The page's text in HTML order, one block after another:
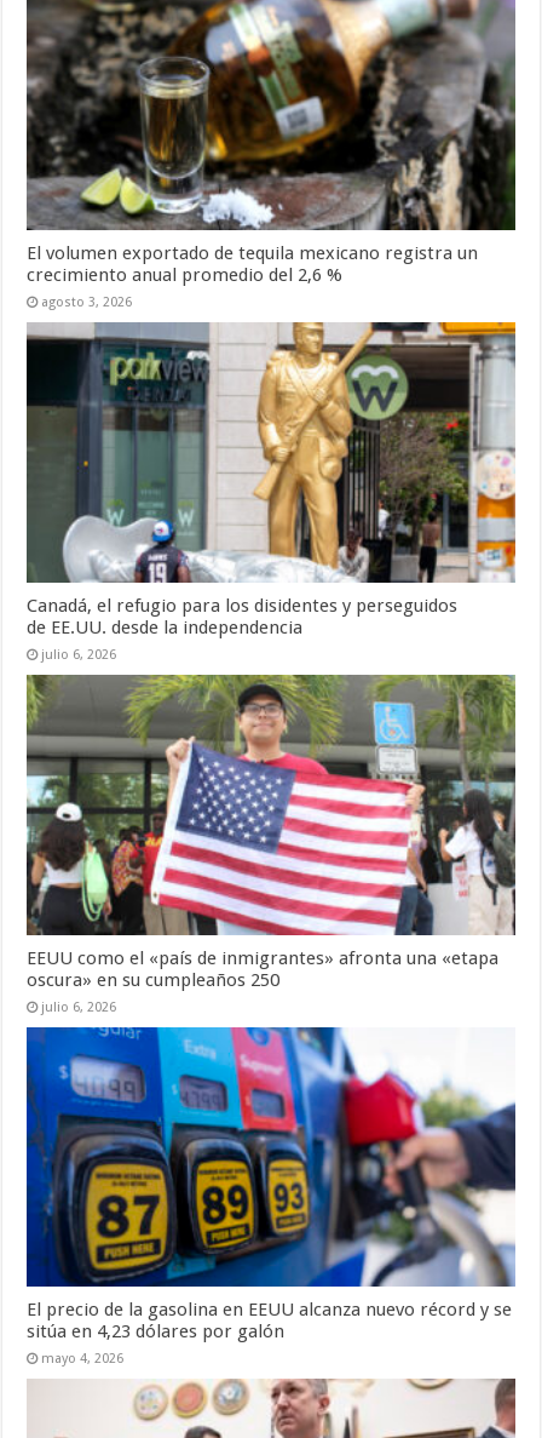
El volumen exportado de tequila mexicano registra un
crecimiento anual promedio del 2,6 %
agosto 3, 2026
Canadá, el refugio para los disidentes y perseguidos
de EE.UU. desde la independencia
julio 6, 2026
EEUU como el «país de inmigrantes» afronta una «etapa
oscura» en su cumpleaños 250
julio 6, 2026
El precio de la gasolina en EEUU alcanza nuevo récord y se
sitúa en 4,23 dólares por galón
mayo 4, 2026